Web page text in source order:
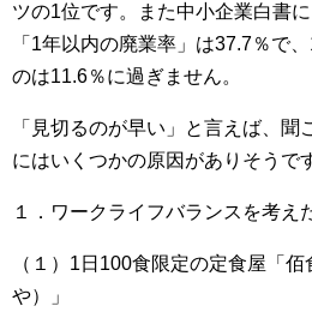
ツの1位です。また中小企業白書
「1年以内の廃業率」は37.7％で
のは11.6％に過ぎません。
「見切るのが早い」と言えば、聞
にはいくつかの原因がありそうで
１．ワークライフバランスを考え
（１）1日100食限定の定食屋「佰
や）」